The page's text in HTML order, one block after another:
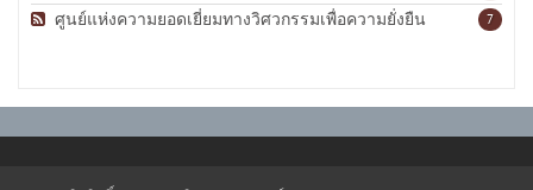
7
ศูนย์แห่งความยอดเยี่ยมทางวิศวกรรมเพื่อความยั่งยืน